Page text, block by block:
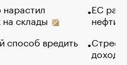
склады
способ вредить
ЕС
нефти